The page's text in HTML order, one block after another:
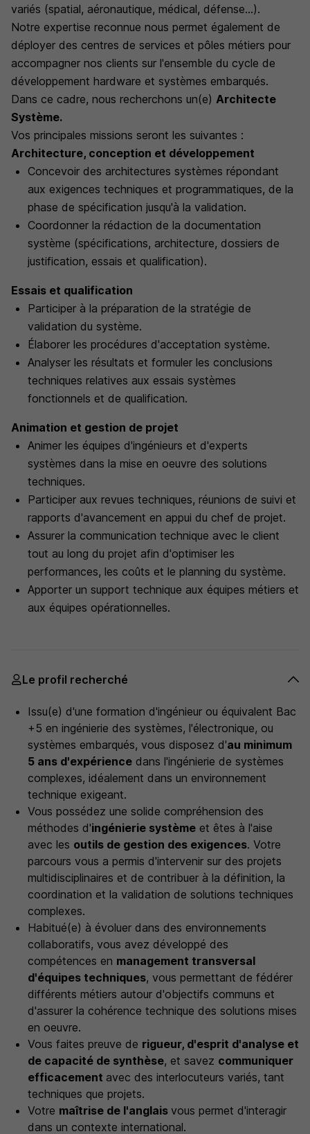
variés (spatial, aéronautique, médical, défense...).
Notre expertise reconnue nous permet également de
déployer des centres de services et pôles métiers pour
accompagner nos clients sur l'ensemble du cycle de
développement hardware et systèmes embarqués.
Dans ce cadre, nous recherchons un(e) Architecte
Système.
Vos principales missions seront les suivantes :
Architecture, conception et développement
Concevoir des architectures systèmes répondant
aux exigences techniques et programmatiques, de la
phase de spécification jusqu'à la validation.
Coordonner la rédaction de la documentation
système (spécifications, architecture, dossiers de
justification, essais et qualification).
Essais et qualification
Participer à la préparation de la stratégie de
validation du système.
Élaborer les procédures d'acceptation système.
Analyser les résultats et formuler les conclusions
techniques relatives aux essais systèmes
fonctionnels et de qualification.
Animation et gestion de projet
Animer les équipes d'ingénieurs et d'experts
systèmes dans la mise en oeuvre des solutions
techniques.
Participer aux revues techniques, réunions de suivi et
rapports d'avancement en appui du chef de projet.
Assurer la communication technique avec le client
tout au long du projet afin d'optimiser les
performances, les coûts et le planning du système.
Apporter un support technique aux équipes métiers et
aux équipes opérationnelles.
Le profil recherché
Issu(e) d'une formation d'ingénieur ou équivalent Bac
+5 en ingénierie des systèmes, l'électronique, ou
systèmes embarqués, vous disposez d'au minimum
5 ans d'expérience dans l'ingénierie de systèmes
complexes, idéalement dans un environnement
technique exigeant.
Vous possédez une solide compréhension des
méthodes d'ingénierie système et êtes à l'aise
avec les outils de gestion des exigences. Votre
parcours vous a permis d'intervenir sur des projets
multidisciplinaires et de contribuer à la définition, la
coordination et la validation de solutions techniques
complexes.
Habitué(e) à évoluer dans des environnements
collaboratifs, vous avez développé des
compétences en management transversal
d'équipes techniques, vous permettant de fédérer
différents métiers autour d'objectifs communs et
d'assurer la cohérence technique des solutions mises
en oeuvre.
Vous faites preuve de rigueur, d'esprit d'analyse et
de capacité de synthèse, et savez communiquer
efficacement avec des interlocuteurs variés, tant
techniques que projets.
Votre maîtrise de l'anglais vous permet d'interagir
dans un contexte international.